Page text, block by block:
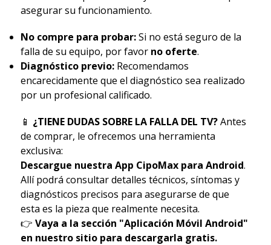
asegurar su funcionamiento.
No compre para probar:Si no está seguro de la
falla de su equipo, por favor no oferte.
Diagnóstico previo:Recomendamos
encarecidamente que el diagnóstico sea realizado
por un profesional calificado.
📱 ¿TIENE DUDAS SOBRE LA FALLA DEL TV?Antes
de comprar, le ofrecemos una herramienta
exclusiva:
Descargue nuestra App CipoMax para Android.
Allí podrá consultar detalles técnicos, síntomas y
diagnósticos precisos para asegurarse de que
esta es la pieza que realmente necesita.
👉 Vaya a la sección "Aplicación Móvil Android"
en nuestro sitio para descargarla gratis.